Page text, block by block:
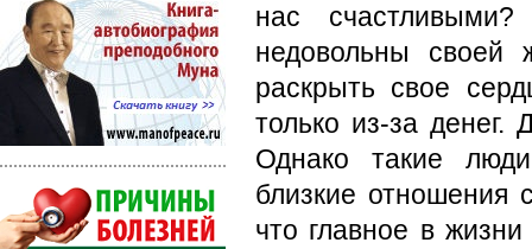
нас
недовольны своей
раскрыть свое
только из-за денег.
Однако такие
близкие отношения
что главное в